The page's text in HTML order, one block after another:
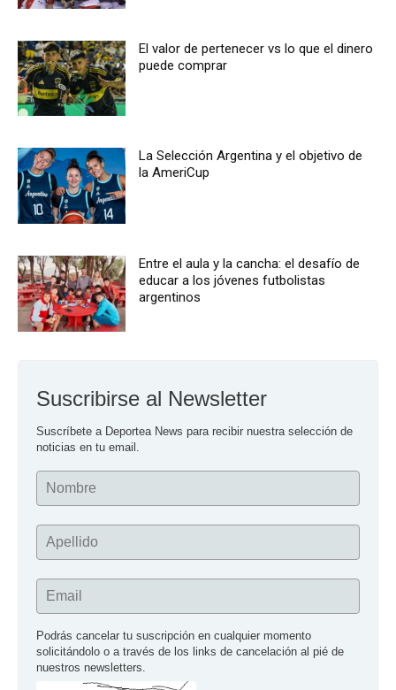
El valor de pertenecer vs lo que el dinero
puede comprar
La Selección Argentina y el objetivo de
la AmeriCup
Entre el aula y la cancha: el desafío de
educar a los jóvenes futbolistas
argentinos
Suscribirse al Newsletter
Suscríbete a Deportea News para recibir nuestra selección de
noticias en tu email.
Nombre
Apellido
Email
Podrás cancelar tu suscripción en cualquier momento
solicitándolo o a través de los links de cancelación al pié de
nuestros newsletters.